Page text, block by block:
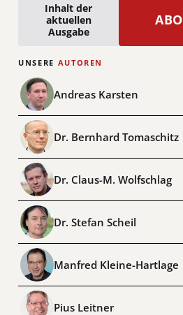
Inhalt der
aktuellen
Ausgabe
ABO
UNSERE AUTOREN
Andreas Karsten
Dr. Bernhard Tomaschitz
Dr. Claus-M. Wolfschlag
Dr. Stefan Scheil
Manfred Kleine-Hartlage
Pius Leitner